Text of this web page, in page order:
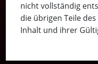
nicht vollständig
die übrigen Teile
Inhalt und ihrer